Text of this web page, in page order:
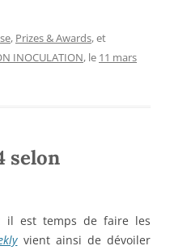
, Prizes & Awards, et
INOCULATION, le 11 mars
selon
il est temps de faire les
vient ainsi de dévoiler